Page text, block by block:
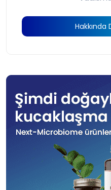
Hakkında